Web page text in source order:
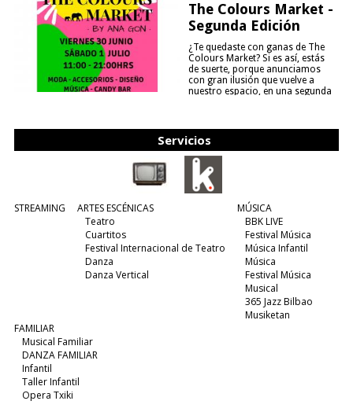
The Colours Market -
Segunda Edición
¿Te quedaste con ganas de The
Colours Market? Si es así, estás
de suerte, porque anunciamos
con gran ilusión que vuelve a
nuestro espacio, en una segunda
Servicios
STREAMING
ARTES ESCÉNICAS
Teatro
Cuartitos
Festival Internacional de Teatro
Danza
Danza Vertical
MÚSICA
BBK LIVE
Festival Música
Música Infantil
Música
Festival Música
Musical
365 Jazz Bilbao
Musiketan
FAMILIAR
Musical Familiar
DANZA FAMILIAR
Infantil
Taller Infantil
Opera Txiki